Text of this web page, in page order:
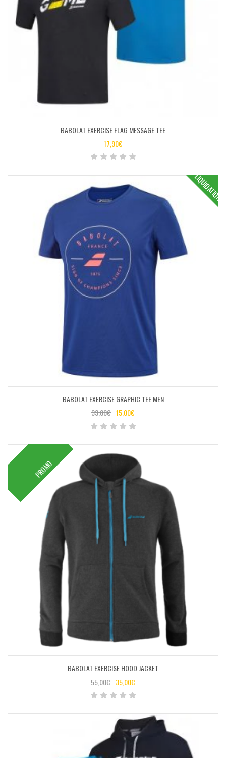
BABOLAT EXERCISE FLAG MESSAGE TEE
17,90€
LIQUIDATION
BABOLAT EXERCISE GRAPHIC TEE MEN
33,00€ 15,00€
PROMO
BABOLAT EXERCISE HOOD JACKET
55,00€ 35,00€